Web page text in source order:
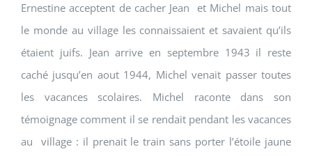
Ernestine acceptent de cacher Jean et Michel mais tout
le monde au village les connaissaient et savaient qu’ils
étaient juifs. Jean arrive en septembre 1943 il reste
caché jusqu’en aout 1944, Michel venait passer toutes
les vacances scolaires. Michel raconte dans son
témoignage comment il se rendait pendant les vacances
au village : il prenait le train sans porter l’étoile jaune